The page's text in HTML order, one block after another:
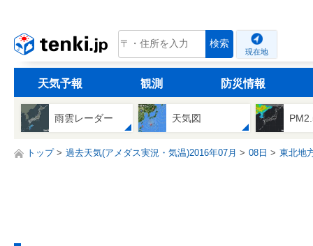
tenki.jp 検索
現在地
天気予報 観測 防災情報
雨雲レーダー 天気図
トップ 過去天気(アメダス実況・気温)2016年07月 08日 東北地